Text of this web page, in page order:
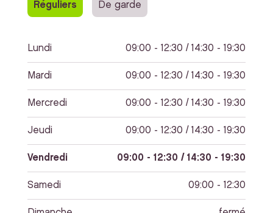
Réguliers De garde
Lundi 09:00 - 12:30 / 14:30 - 19:30
Mardi 09:00 - 12:30 / 14:30 - 19:30
Mercredi 09:00 - 12:30 / 14:30 - 19:30
Jeudi 09:00 - 12:30 / 14:30 - 19:30
Vendredi 09:00 - 12:30 / 14:30 - 19:30
Samedi 09:00 - 12:30